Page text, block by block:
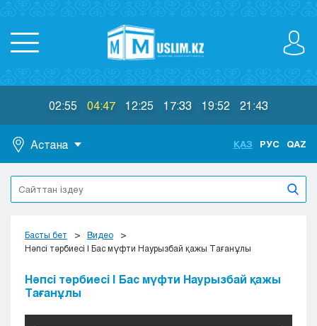
02:55 04:47 12:25 17:33 19:52 21:43
Астана
Астана
Алматы
Атырау
Караганда
Кокшетау
Костанай
ҚАЗ РУС QAZ
Басты бет
Видео
Нәпсі тәрбиесі | Бас мүфти Наурызбай қажы Тағанұлы
Нәпсі тәрбиесі | Бас мүфти Наурызбай қажы
Тағанұлы